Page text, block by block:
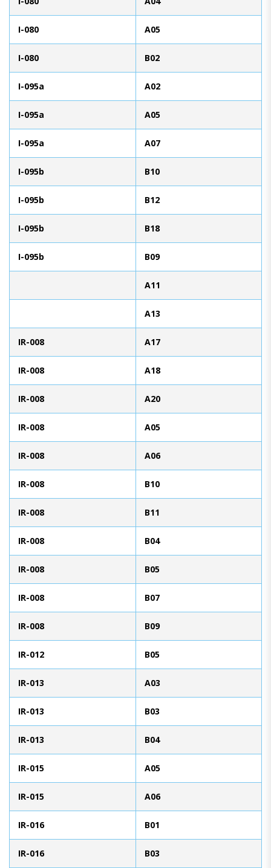
I-080 A05
I-080 B02
I-095a A02
I-095a A05
I-095a A07
I-095b B10
I-095b B12
I-095b B18
I-095b B09
A11
A13
IR-008 A17
IR-008 A18
IR-008 A20
IR-008 A05
IR-008 A06
IR-008 B10
IR-008 B11
IR-008 B04
IR-008 B05
IR-008 B07
IR-008 B09
IR-012 B05
IR-013 A03
IR-013 B03
IR-013 B04
IR-015 A05
IR-015 A06
IR-016 B01
IR-016 B03